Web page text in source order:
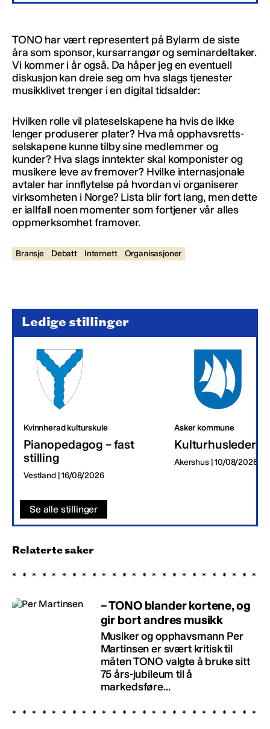
TONO har vært representert på Bylarm de siste
åra som sponsor, kursarrangør og seminardeltaker.
Vi kommer i år også. Da håper jeg en eventuell
diskusjon kan dreie seg om hva slags tjenester
musikklivet trenger i en digital tidsalder:
Hvilken rolle vil plateselskapene ha hvis de ikke
lenger produserer plater? Hva må opphavsretts-
selskapene kunne tilby sine medlemmer og
kunder? Hva slags inntekter skal komponister og
musikere leve av fremover? Hvilke internasjonale
avtaler har innflytelse på hvordan vi organiserer
virksomheten i Norge? Lista blir fort lang, men dette
er iallfall noen momenter som fortjener vår alles
oppmerksomhet framover.
Bransje Debatt Internett Organisasjoner
Ledige stillinger
Kvinnherad kulturskule
Pianopedagog – fast
stilling
Vestland | 16/08/2026
Asker kommune
Kulturhusleder
Akershus | 10/08/2026
Se alle stillinger
Relaterte saker
– TONO blander kortene, og
gir bort andres musikk
Musiker og opphavsmann Per
Martinsen er svært kritisk til
måten TONO valgte å bruke sitt
75 års-jubileum til å
markedsføre...